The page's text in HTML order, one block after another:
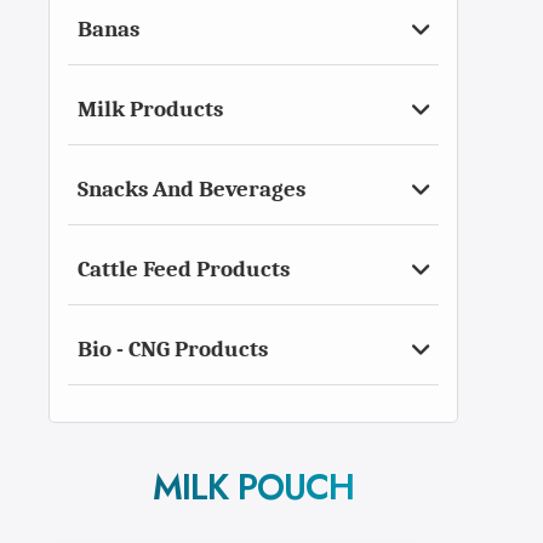
Banas
Milk Products
Snacks And Beverages
Cattle Feed Products
Bio - CNG Products
MILK POUCH